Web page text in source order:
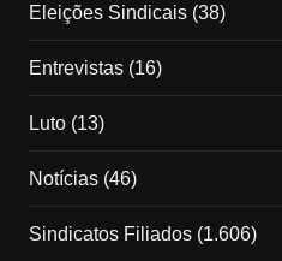
Eleições Sindicais(38)
Entrevistas(16)
Luto(13)
Notícias(46)
Sindicatos Filiados(1.606)